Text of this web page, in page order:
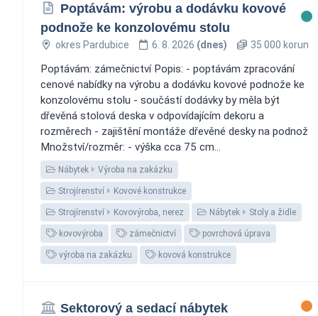
Poptávám: výrobu a dodávku kovové
podnože ke konzolovému stolu
okres Pardubice 6. 8. 2026 (dnes) 35 000 korun
Poptávám: zámečnictví Popis: - poptávám zpracování
cenové nabídky na výrobu a dodávku kovové podnože ke
konzolovému stolu - součástí dodávky by měla být
dřevěná stolová deska v odpovídajícím dekoru a
rozměrech - zajištění montáže dřevěné desky na podnož
Množství/rozměr: - výška cca 75 cm...
Nábytek Výroba na zakázku
Strojírenství Kovové konstrukce
Strojírenství Kovovýroba, nerez Nábytek Stoly a židle
kovovýroba zámečnictví povrchová úprava
výroba na zakázku kovová konstrukce
Sektorový a sedací nábytek